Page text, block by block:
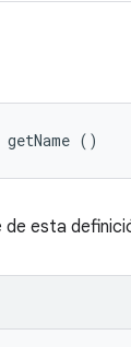
()
de esta